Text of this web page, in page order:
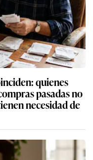
quienes
pasadas no
necesidad de